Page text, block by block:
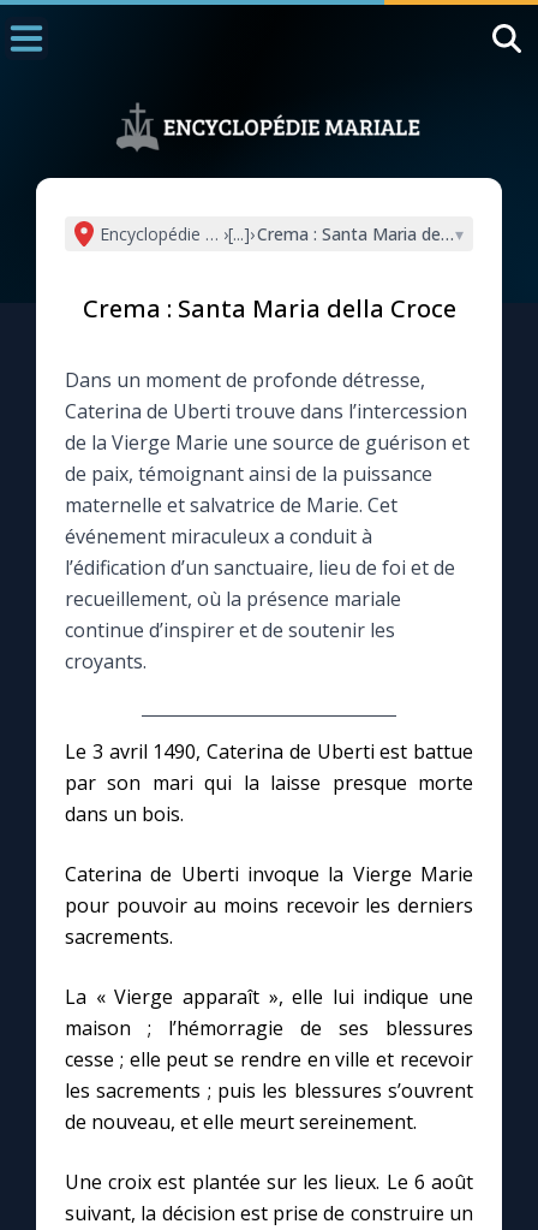
L'actualité de la semaine
La chaîne Youtube
La newsletter
La vidéo de la semaine
Le compte Tiktok
Le magazine
Questions-réponses
Avec Thérèse de Lisieux
L'Évangile chaque jour
Les premiers samedis du mois
Me consacrer à Jésus par Marie
Encyclopédie mariale
›[...]›Crema : Santa Maria della Croce
▾
Crema : Santa Maria della Croce
Dans un moment de profonde détresse,
Caterina de Uberti trouve dans l’intercession
de la Vierge Marie une source de guérison et
de paix, témoignant ainsi de la puissance
maternelle et salvatrice de Marie. Cet
événement miraculeux a conduit à
l’édification d’un sanctuaire, lieu de foi et de
recueillement, où la présence mariale
continue d’inspirer et de soutenir les
croyants.
Le 3 avril 1490, Caterina de Uberti est battue
par son mari qui la laisse presque morte
dans un bois.
Caterina de Uberti invoque la Vierge Marie
pour pouvoir au moins recevoir les derniers
sacrements.
La « Vierge apparaît », elle lui indique une
maison ; l’hémorragie de ses blessures
cesse ; elle peut se rendre en ville et recevoir
les sacrements ; puis les blessures s’ouvrent
de nouveau, et elle meurt sereinement.
Une croix est plantée sur les lieux. Le 6 août
suivant, la décision est prise de construire un